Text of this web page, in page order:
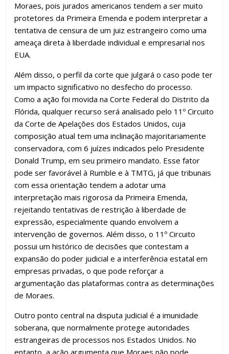
Moraes, pois jurados americanos tendem a ser muito
protetores da Primeira Emenda e podem interpretar a
tentativa de censura de um juiz estrangeiro como uma
ameaça direta à liberdade individual e empresarial nos
EUA.
Além disso, o perfil da corte que julgará o caso pode ter
um impacto significativo no desfecho do processo.
Como a ação foi movida na Corte Federal do Distrito da
Flórida, qualquer recurso será analisado pelo 11º Circuito
da Corte de Apelações dos Estados Unidos, cuja
composição atual tem uma inclinação majoritariamente
conservadora, com 6 juízes indicados pelo Presidente
Donald Trump, em seu primeiro mandato. Esse fator
pode ser favorável à Rumble e à TMTG, já que tribunais
com essa orientação tendem a adotar uma
interpretação mais rigorosa da Primeira Emenda,
rejeitando tentativas de restrição à liberdade de
expressão, especialmente quando envolvem a
intervenção de governos. Além disso, o 11º Circuito
possui um histórico de decisões que contestam a
expansão do poder judicial e a interferência estatal em
empresas privadas, o que pode reforçar a
argumentação das plataformas contra as determinações
de Moraes.
Outro ponto central na disputa judicial é a imunidade
soberana, que normalmente protege autoridades
estrangeiras de processos nos Estados Unidos. No